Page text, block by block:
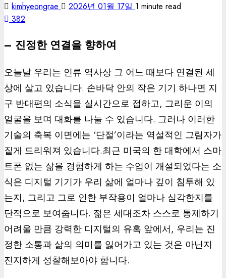
kimhyeongrae 2026년 01월 17일 1 minute read
382
– 진정한 연결을 향하여
오늘날 우리는 인류 역사상 그 어느 때보다 연결된 세
상에 살고 있습니다. 손바닥 안의 작은 기기 하나면 지
구 반대편의 소식을 실시간으로 접하고, 그리운 이의
얼굴을 보며 대화를 나눌 수 있습니다. 그러나 이러한
기술의 축복 이면에는 ‘단절’이라는 역설적인 그림자가
짙게 드리워져 있습니다.최근 미국의 한 대학에서 스마
트폰 없는 삶을 경험하게 하는 수업이 개설되었다는 소
식은 디지털 기기가 우리 삶에 얼마나 깊이 침투해 있
는지, 그리고 그로 인한 부작용이 얼마나 심각한지를
단적으로 보여줍니다. 젊은 세대조차 스스로 통제하기
어려울 만큼 강력한 디지털의 유혹 앞에서, 우리는 진
정한 소통과 삶의 의미를 잃어가고 있는 것은 아닌지
진지하게 성찰해보아야 합니다.